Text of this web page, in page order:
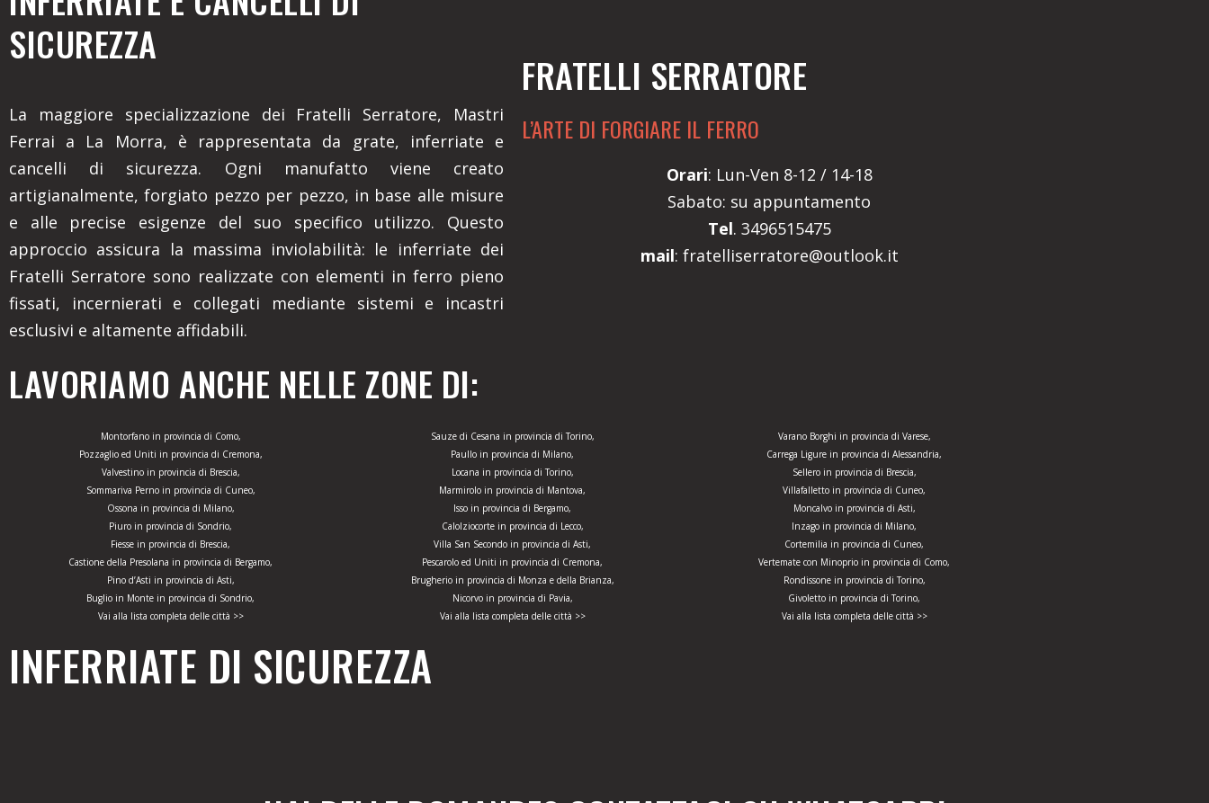
SICUREZZA
La maggiore specializzazione dei Fratelli Serratore, Mastri
Ferrai a La Morra, è rappresentata da grate, inferriate e
cancelli di sicurezza. Ogni manufatto viene creato
artigianalmente, forgiato pezzo per pezzo, in base alle misure
e alle precise esigenze del suo specifico utilizzo. Questo
approccio assicura la massima inviolabilità: le inferriate dei
Fratelli Serratore sono realizzate con elementi in ferro pieno
fissati, incernierati e collegati mediante sistemi e incastri
esclusivi e altamente affidabili.
FRATELLI SERRATORE
L’ARTE DI FORGIARE IL FERRO
Orari: Lun-Ven 8-12 / 14-18
Sabato: su appuntamento
Tel. 3496515475
mail: fratelliserratore@outlook.it
LAVORIAMO ANCHE NELLE ZONE DI:
Montorfano in provincia di Como,
Pozzaglio ed Uniti in provincia di Cremona,
Valvestino in provincia di Brescia,
Sommariva Perno in provincia di Cuneo,
Ossona in provincia di Milano,
Piuro in provincia di Sondrio,
Fiesse in provincia di Brescia,
Castione della Presolana in provincia di Bergamo,
Pino d’Asti in provincia di Asti,
Buglio in Monte in provincia di Sondrio,
Vai alla lista completa delle città >>
Sauze di Cesana in provincia di Torino,
Paullo in provincia di Milano,
Locana in provincia di Torino,
Marmirolo in provincia di Mantova,
Isso in provincia di Bergamo,
Calolziocorte in provincia di Lecco,
Villa San Secondo in provincia di Asti,
Pescarolo ed Uniti in provincia di Cremona,
Brugherio in provincia di Monza e della Brianza,
Nicorvo in provincia di Pavia,
Vai alla lista completa delle città >>
Varano Borghi in provincia di Varese,
Carrega Ligure in provincia di Alessandria,
Sellero in provincia di Brescia,
Villafalletto in provincia di Cuneo,
Moncalvo in provincia di Asti,
Inzago in provincia di Milano,
Cortemilia in provincia di Cuneo,
Vertemate con Minoprio in provincia di Como,
Rondissone in provincia di Torino,
Givoletto in provincia di Torino,
Vai alla lista completa delle città >>
INFERRIATE DI SICUREZZA